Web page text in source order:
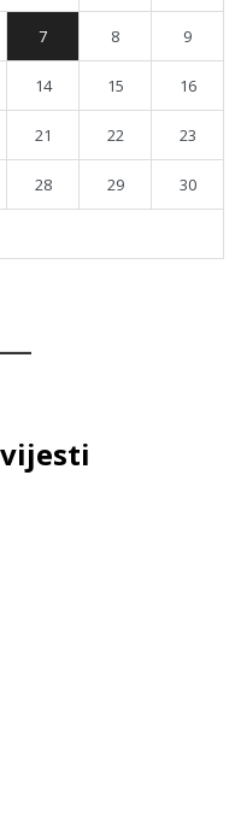
7 8 9
14 15 16
21 22 23
28 29 30